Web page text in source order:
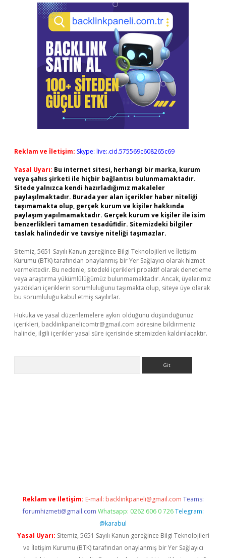
Reklam ve İletişim: Skype: live:.cid.575569c608265c69
Yasal Uyarı: Bu internet sitesi, herhangi bir marka, kurum
veya şahıs şirketi ile hiçbir bağlantısı bulunmamaktadır.
Sitede yalnızca kendi hazırladığımız makaleler
paylaşılmaktadır. Burada yer alan içerikler haber niteliği
taşımamakta olup, gerçek kurum ve kişiler hakkında
paylaşım yapılmamaktadır. Gerçek kurum ve kişiler ile isim
benzerlikleri tamamen tesadüfidir. Sitemizdeki bilgiler
taslak halindedir ve tavsiye niteliği taşımazlar.
Sitemiz, 5651 Sayılı Kanun gereğince Bilgi Teknolojileri ve İletişim
Kurumu (BTK) tarafından onaylanmış bir Yer Sağlayıcı olarak hizmet
vermektedir. Bu nedenle, sitedeki içerikleri proaktif olarak denetleme
veya araştırma yükümlülüğümüz bulunmamaktadır. Ancak, üyelerimiz
yazdıkları içeriklerin sorumluluğunu taşımakta olup, siteye üye olarak
bu sorumluluğu kabul etmiş sayılırlar.
Hukuka ve yasal düzenlemelere aykırı olduğunu düşündüğünüz
içerikleri, backlinkpanelicomtr@gmail.com adresine bildirmeniz
halinde, ilgili içerikler yasal süre içerisinde sitemizden kaldırılacaktır.
Reklam ve İletişim: E-mail: backlinkpaneli@gmail.com Teams:
forumhizmeti@gmail.com Whatsapp: 0262 606 0 726 Telegram:
@karabul
Yasal Uyarı: Sitemiz, 5651 Sayılı Kanun gereğince Bilgi Teknolojileri
ve İletişim Kurumu (BTK) tarafından onaylanmış bir Yer Sağlayıcı